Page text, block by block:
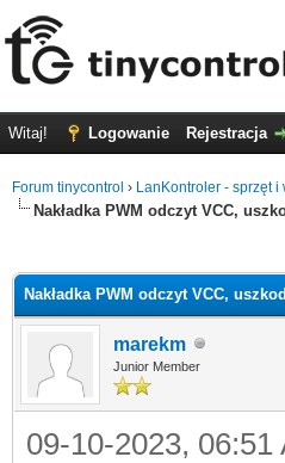
Witaj! Logowanie Rejestracja
Forum tinycontrol › LanKontroler - sprzęt
Nakładka PWM odczyt VCC,
Nakładka PWM odczyt VCC,
marekm
Junior Member
09-10-2023, 06:51